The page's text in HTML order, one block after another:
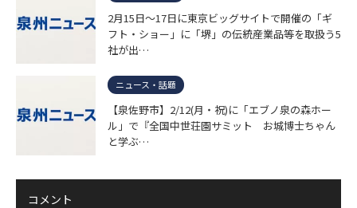
2月15日～17日に東京ビッグサイトで開催の「ギ
フト・ショー」に「堺」の伝統産業品等を取扱う5
社が出…
ニュース・話題
【泉佐野市】2/12(月・祝)に「エブノ泉の森ホー
ル」で『全国中世荘園サミット お城博士ちゃん
と学ぶ…
コメント